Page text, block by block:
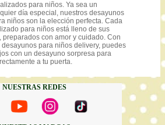
para niños. Ya sea un
día especial, nuestros desayunos
niños son la elección perfecta. Cada
para niños está lleno de sus
preparados con amor y cuidado. Con
para niños delivery, puedes
con un desayuno sorpresa para
a tu puerta.
NUESTRAS REDES